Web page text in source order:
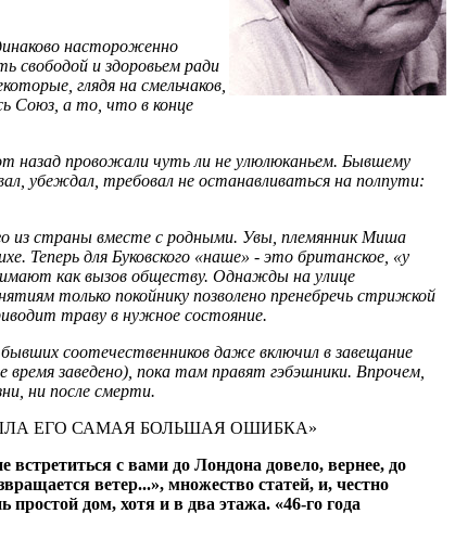
настороженно
свободой и здоровьем ради
глядя на смельчаков,
Союз, а то, что в конце
назад провожали чуть ли не улюлюканьем. Бывшему
убеждал, требовал не останавливаться на полпути:
из страны вместе с родными. Увы, племянник Миша
Теперь для Буковского «наше» - это британское, «у
как вызов обществу. Однажды на улице
только покойнику позволено пренебречь стрижкой
траву в нужное состояние.
соотечественников даже включил в завещание
заведено), пока там правят гэбэшники. Впрочем,
ни после смерти.
ЕГО САМАЯ БОЛЬШАЯ ОШИБКА»
с вами до Лондона довело, вернее, до
ветер...», множество статей, и, честно
дом, хотя и в два этажа. «46-го года